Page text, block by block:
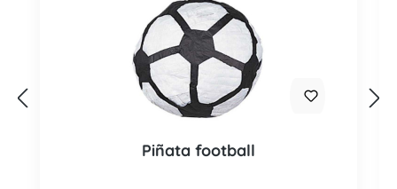
Piñata football